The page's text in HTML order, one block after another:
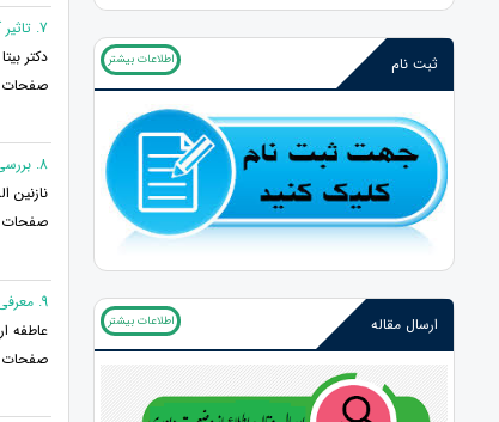
ثبت نام اطلاعات بیشتر
ارسال مقاله اطلاعات بیشتر
7. تاثیر آموزش و ارتقاء بهداشت روانی در پیشگیری از رفتارهای پرخطر از دیدگاه فرهنگیان شهرستان سرپل ذهاب
دکتر
صفحات 93 - 100
8. بررسی رابطه ابعاد صفات شخصیتی با بهزیستی و فرسودگی هیجانی دانش آموزان
نازنین
صفحات 101 - 107
9. معرفی مفهوم نو مادری به عنوان یک مرحله تحولی در مادران: یک مقاله مروری
عاطفه
صفحات 108 - 113